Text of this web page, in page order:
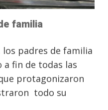
familia
padres de familia
fin de todas las
protagonizaron
todo su